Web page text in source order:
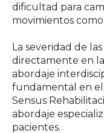
dificultad para
movimientos como
La severidad de
directamente en
abordaje
fundamental en el
Sensus
abordaje
pacientes.